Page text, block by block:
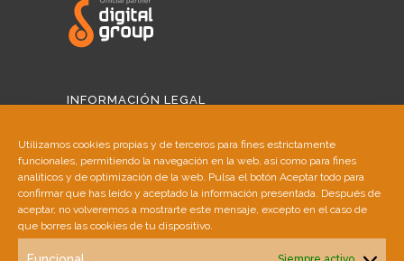
Utilizamos cookies propias y de terceros para fines estrictamente
funcionales, permitiendo la navegación en la web, así como para fines
analíticos y de optimización de la web. Pulsa el botón Aceptar todo para
confirmar que has leído y aceptado la información presentada. Después de
aceptar, no volveremos a mostrarte este mensaje, excepto en el caso de
que borres las cookies de tu dispositivo.
INFORMACIÓN LEGAL
Política de Cookies
Política de Privacidad